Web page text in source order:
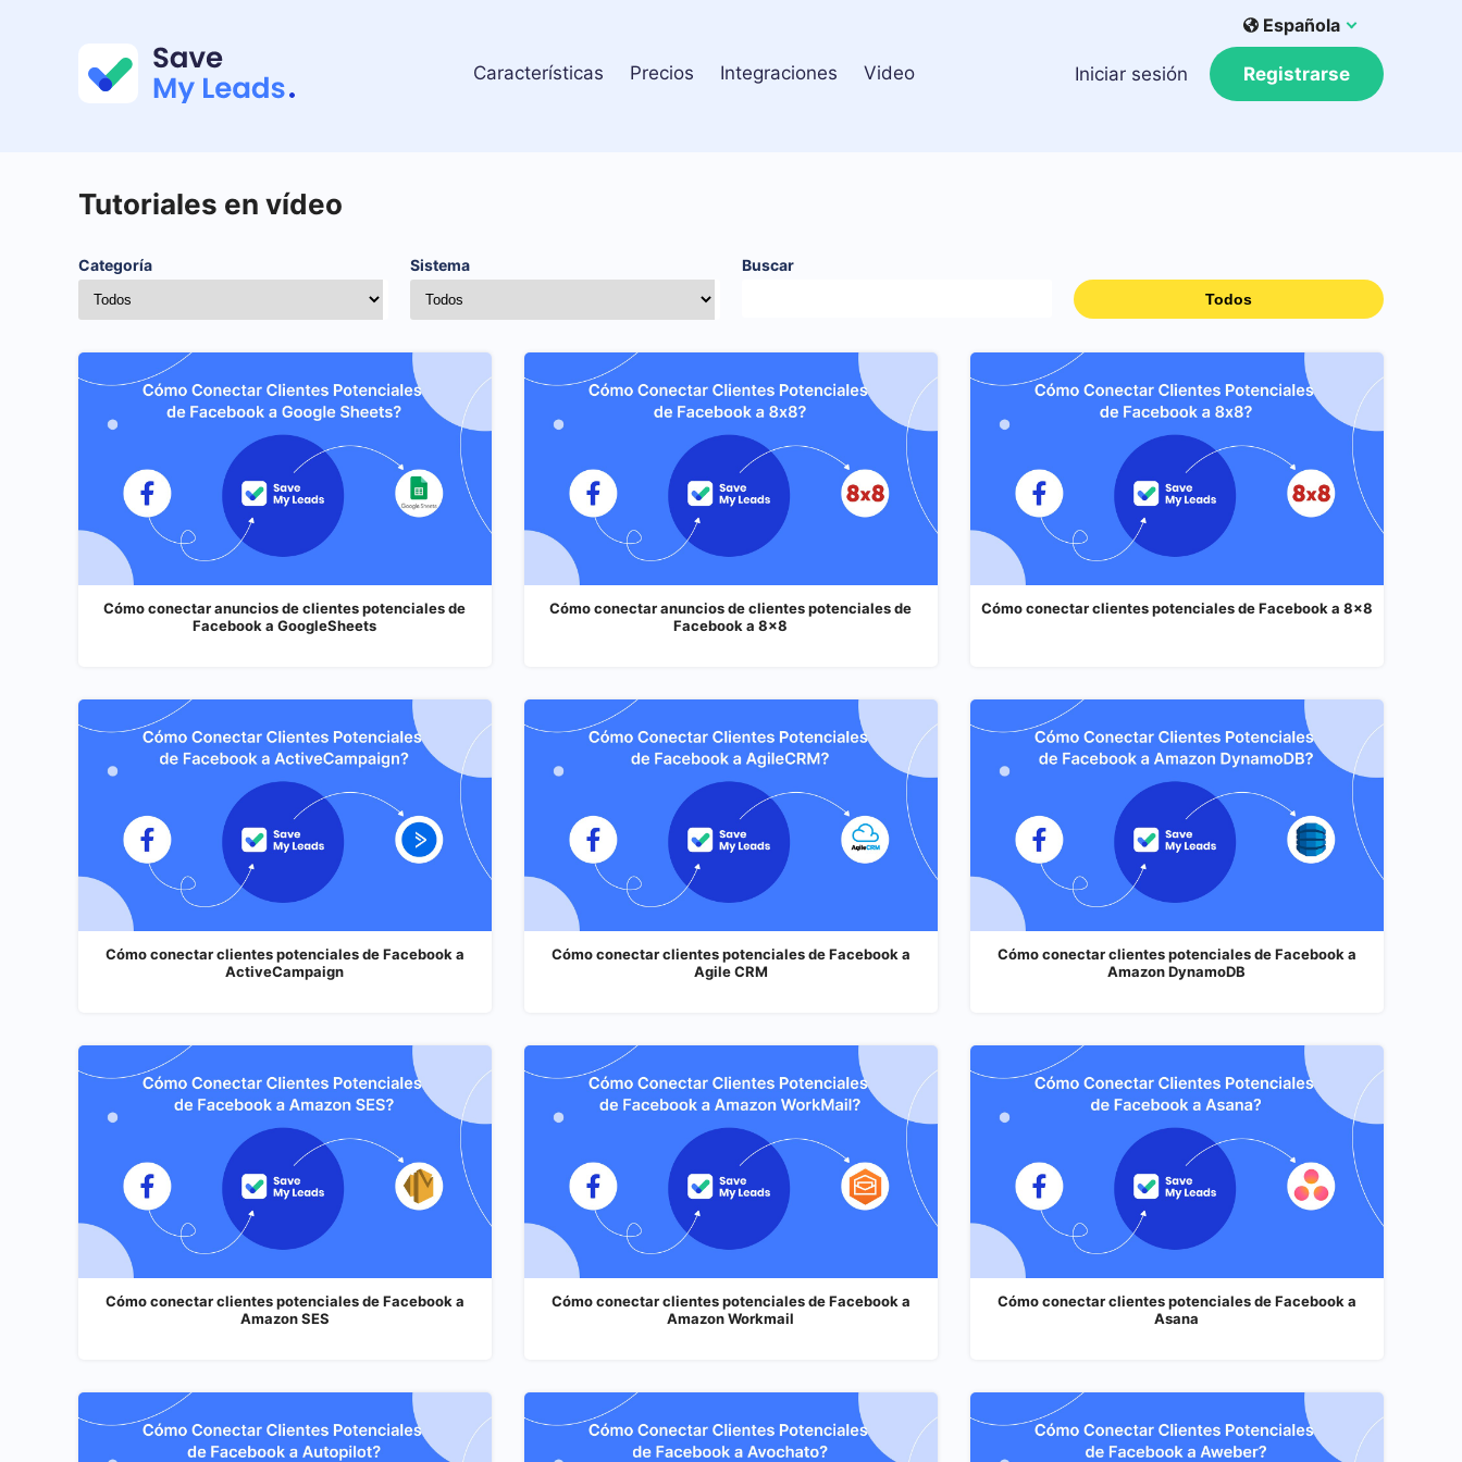
Características Precios Integraciones Video
Española
Iniciar sesión Registrarse
Tutoriales en vídeo
Categoría Sistema Buscar
Todos
Cómo conectar anuncios de clientes potenciales de
Facebook a GoogleSheets
Cómo conectar anuncios de clientes potenciales de
Facebook a 8x8
Cómo conectar clientes potenciales de Facebook a 8x8
Cómo conectar clientes potenciales de Facebook a
ActiveCampaign
Cómo conectar clientes potenciales de Facebook a
Agile CRM
Cómo conectar clientes potenciales de Facebook a
Amazon DynamoDB
Cómo conectar clientes potenciales de Facebook a
Amazon SES
Cómo conectar clientes potenciales de Facebook a
Amazon Workmail
Cómo conectar clientes potenciales de Facebook a
Asana